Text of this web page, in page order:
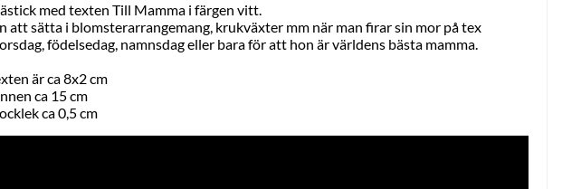
med texten Till Mamma i färgen vitt.
att sätta i blomsterarrangemang, krukväxter mm när man firar sin mor på tex
födelsedag, namnsdag eller bara för att hon är världens bästa mamma.
är ca 8x2 cm
ca 15 cm
ca 0,5 cm